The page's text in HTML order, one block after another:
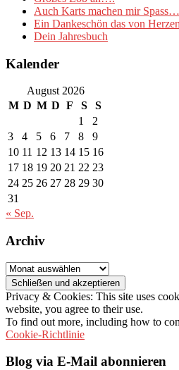
Auch Karts machen mir
Ein Dankeschön das von
Dein Jahresbuch
Kalender
August 2026
M D M D F S
S
1
2
3
4 5 6 7 8
9
10 11 12 13 14 15 16
17 18 19 20 21 22 23
24 25 26 27 28 29 30
31
« Sep.
Archiv
Archiv
Privacy & Cookies: This site uses
website, you agree to their use.
To find out more, including how to
Cookie-Richtlinie
Blog via E-Mail abonnieren